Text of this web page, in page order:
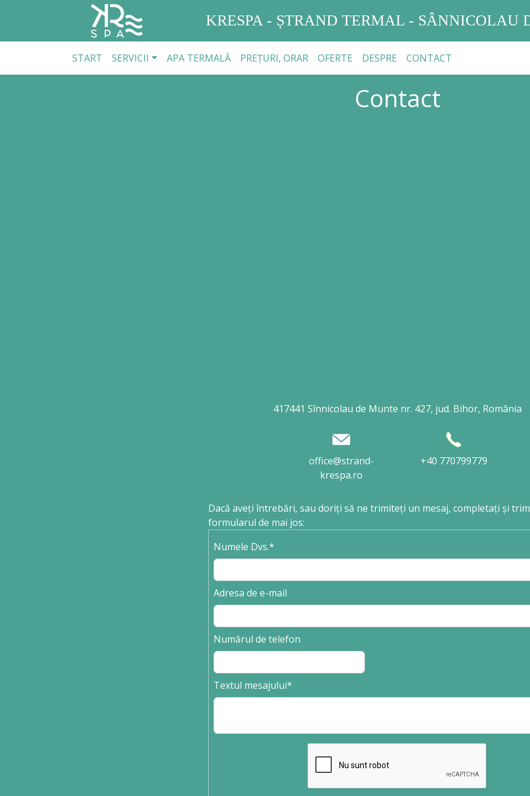
KRESPA - ȘTRAND TERMAL - SÂNNICOLAU
START SERVICII APA TERMALĂ PREȚURI, ORAR OFERTE DESPRE CONTACT
Contact
417441 Sînnicolau de Munte nr. 427, jud. Bihor, România
office@strand-
krespa.ro
+40 770799779
Dacă aveți întrebări, sau doriți să ne trimiteți un mesaj, completați și
formularul de mai jos:
Numele Dvs.
Adresa de e-mail
Numărul de telefon
Textul mesajului